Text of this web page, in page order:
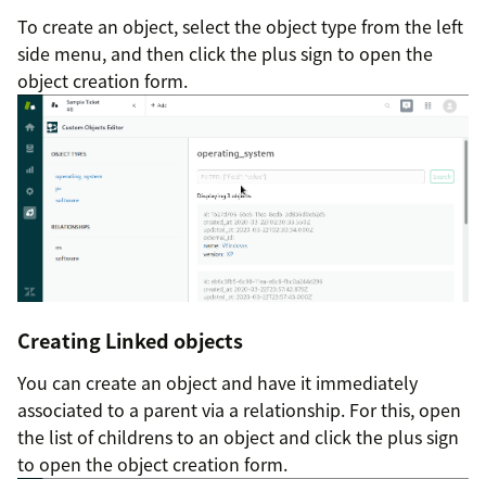
To create an object, select the object type from the left
side menu, and then click the plus sign to open the
object creation form.
Creating Linked objects
You can create an object and have it immediately
associated to a parent via a relationship. For this, open
the list of childrens to an object and click the plus sign
to open the object creation form.